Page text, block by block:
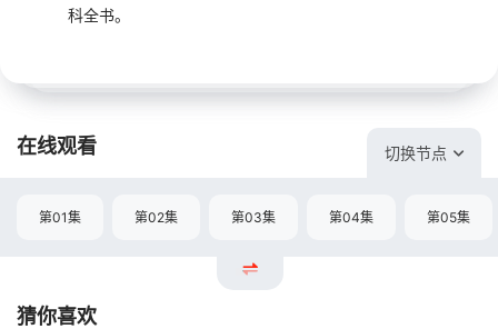
科全书。
在线观看 切换节点
第01集 第02集 第03集 第04集 第05集
猜你喜欢